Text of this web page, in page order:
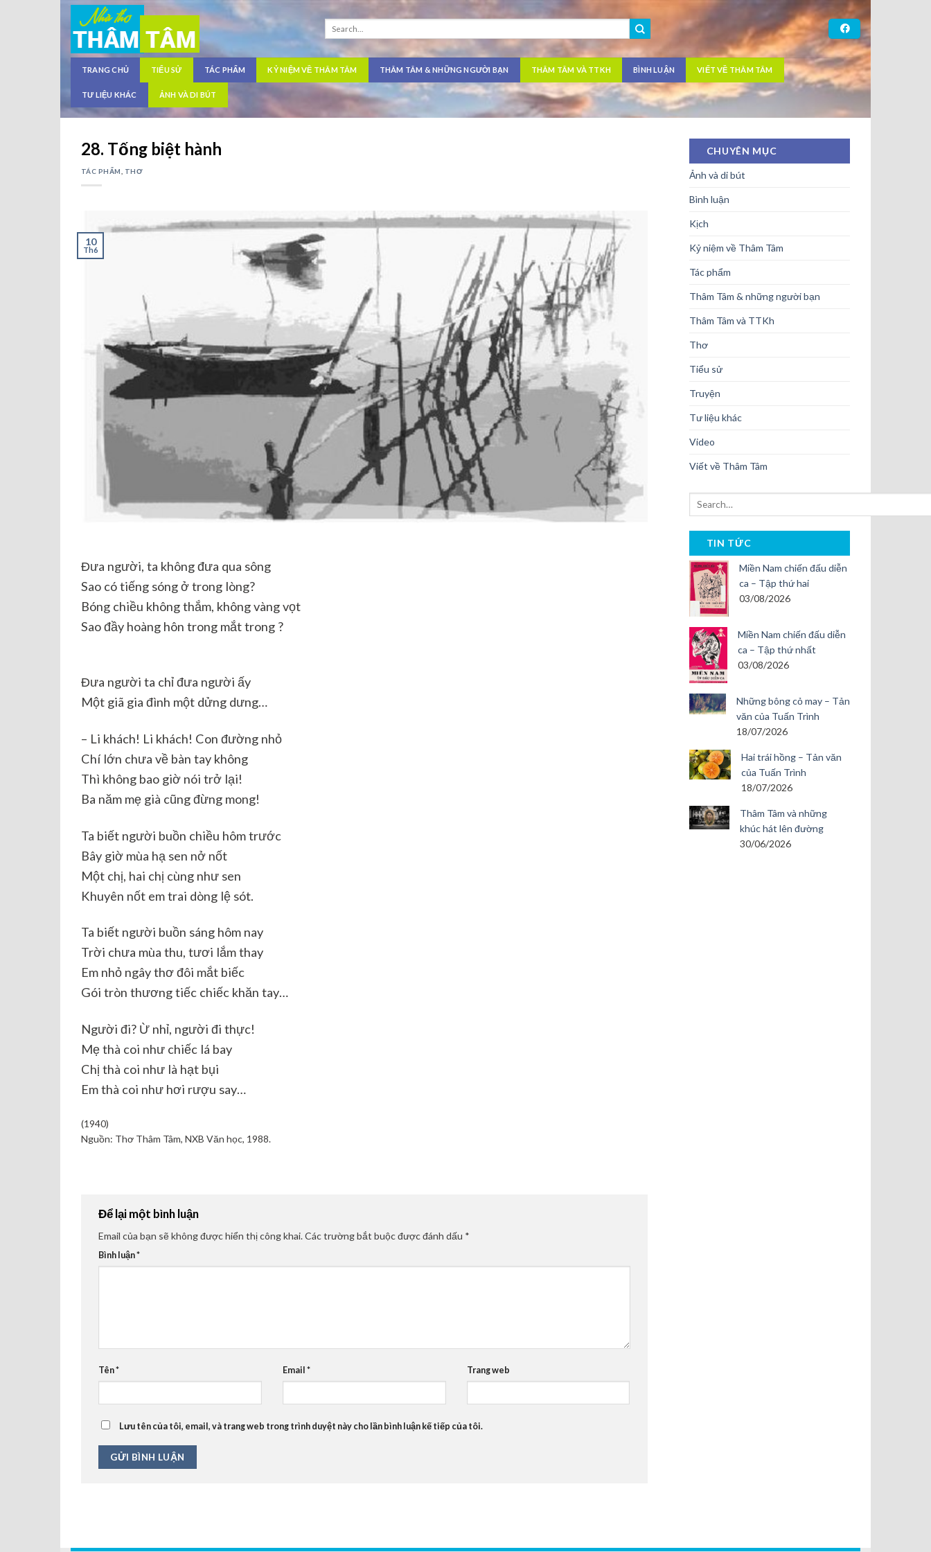
Skip
content
TRANG CHỦ TIỂU SỬ TÁC PHẨM KỶ NIỆM VỀ THÂM TÂM THÂM TÂM & NHỮNG NGƯỜI BẠN THÂM TÂM VÀ TTKH BÌNH LUẬN VIẾT VỀ THÂM TÂM
TƯ LIỆU KHÁC ẢNH VÀ DI BÚT
28. Tống biệt hành
TÁC PHẨM THƠ
10
Th6
Đưa người, ta không đưa qua sông
Sao có tiếng sóng ở trong lòng?
Bóng chiều không thắm, không vàng vọt
Sao đầy hoàng hôn trong mắt trong ?
Đưa người ta chỉ đưa người ấy
Một giã gia đình một dửng dưng…
– Li khách! Li khách! Con đường nhỏ
Chí lớn chưa về bàn tay không
Thì không bao giờ nói trở lại!
Ba năm mẹ già cũng đừng mong!
Ta biết người buồn chiều hôm trước
Bây giờ mùa hạ sen nở nốt
Một chị, hai chị cùng như sen
Khuyên nốt em trai dòng lệ sót.
Ta biết người buồn sáng hôm nay
Trời chưa mùa thu, tươi lắm thay
Em nhỏ ngây thơ đôi mắt biếc
Gói tròn thương tiếc chiếc khăn tay…
Người đi? Ừ nhỉ, người đi thực!
Mẹ thà coi như chiếc lá bay
Chị thà coi như là hạt bụi
Em thà coi như hơi rượu say…
(1940)
Nguồn: Thơ Thâm Tâm, NXB Văn học, 1988.
Để lại một bình luận
Email của bạn sẽ không được hiển thị công khai.Các trường bắt buộc được đánh dấu *
Bình luận*
Tên* Email * Trang web
Lưu tên của tôi, email, và trang web trong trình duyệt này cho lần bình luận kế tiếp của tôi.
CHUYÊN MỤC
Ảnh và di bút
Bình luận
Kịch
Kỷ niệm về Thâm Tâm
Tác phẩm
Thâm Tâm & những người bạn
Thâm Tâm và TTKh
Thơ
Tiểu sử
Truyện
Tư liệu khác
Video
Viết về Thâm Tâm
TIN TỨC
Miền Nam chiến đấu diễn
ca – Tập thứ hai
03/08/2026
Miền Nam chiến đấu diễn
ca – Tập thứ nhất
03/08/2026
Những bông cỏ may – Tản
văn của Tuấn Trình
18/07/2026
Hai trái hồng – Tản văn
của Tuấn Trình
18/07/2026
Thâm Tâm và những
khúc hát lên đường
30/06/2026